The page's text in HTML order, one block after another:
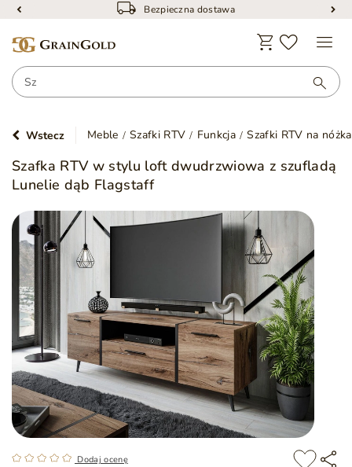
Bezpieczna dostawa
Wstecz Meble Szafki RTV Funkcja Szafki RTV na
Szafka RTV w stylu loft dwudrzwiowa z szufladą
Lunelie dąb Flagstaff
Dodaj ocenę